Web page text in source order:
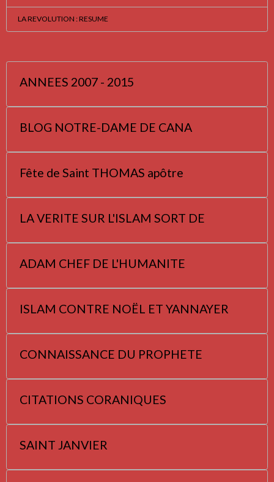
LA REVOLUTION : RESUME
ANNEES 2007 - 2015
BLOG NOTRE-DAME DE CANA
Fête de Saint THOMAS apôtre
LA VERITE SUR L'ISLAM SORT DE
ADAM CHEF DE L'HUMANITE
ISLAM CONTRE NOËL ET YANNAYER
CONNAISSANCE DU PROPHETE
CITATIONS CORANIQUES
SAINT JANVIER